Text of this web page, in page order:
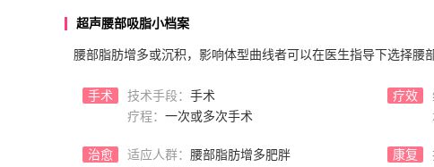
超声腰部吸脂小档案
腰部脂肪增多或沉积，影响体型曲线者可以在医生指导下选择腰
手术 技术手段： 手术
疗程： 一次或多次手术
疗效
治愈 适应人群： 腰部脂肪增多肥胖
康复